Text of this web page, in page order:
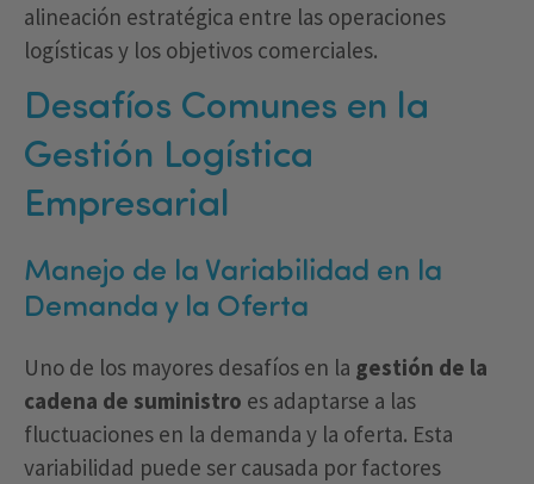
alineación estratégica entre las operaciones
logísticas y los objetivos comerciales.
Desafíos Comunes en la
Gestión Logística
Empresarial
Manejo de la Variabilidad en la
Demanda y la Oferta
Uno de los mayores desafíos en la gestión de la
cadena de suministro es adaptarse a las
fluctuaciones en la demanda y la oferta. Esta
variabilidad puede ser causada por factores